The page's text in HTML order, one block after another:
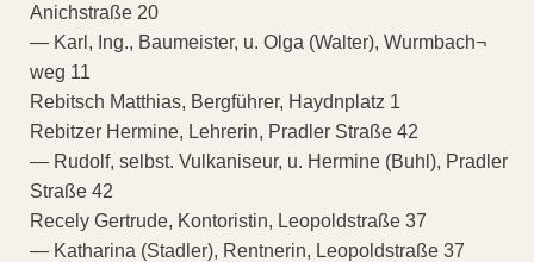
Anichstraße 20
— Karl, Ing., Baumeister, u. Olga (Walter), Wurmbach¬
weg 11
Rebitsch Matthias, Bergführer, Haydnplatz 1
Rebitzer Hermine, Lehrerin, Pradler Straße 42
— Rudolf, selbst. Vulkaniseur, u. Hermine (Buhl), Pradler
Straße 42
Recely Gertrude, Kontoristin, Leopoldstraße 37
— Katharina (Stadler), Rentnerin, Leopoldstraße 37